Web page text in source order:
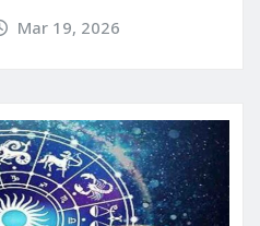
Mar 19, 2026